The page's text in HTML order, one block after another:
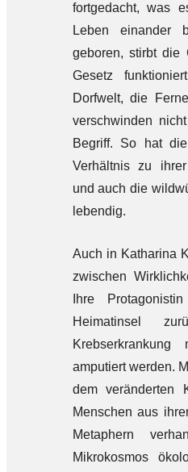
fortgedacht, was
Leben einander
geboren, stirbt die
Gesetz
Dorfwelt, die
verschwinden
Begriff. So hat
Verhältnis zu
und auch die
lebendig.
Auch in Katharina
zwischen
Ihre
Heimatinsel
amputiert werden.
dem veränderten
Menschen aus
Metaphern
Mikrokosmos